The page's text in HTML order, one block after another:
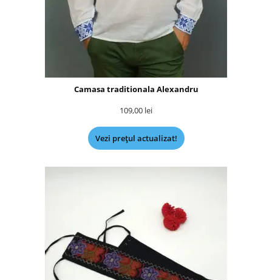
Camasa traditionala Alexandru
109,00 lei
Vezi prețul actualizat!